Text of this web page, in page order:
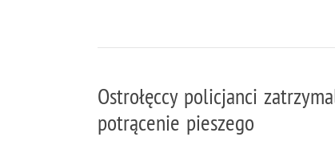
Ostrołęccy policjanci
potrącenie pieszego